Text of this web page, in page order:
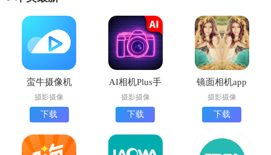
蛮牛摄像机
app下载最新
版
摄影摄像
下载
AI相机Plus手
机版下载
摄影摄像
下载
镜面相机app
官方版
摄影摄像
下载